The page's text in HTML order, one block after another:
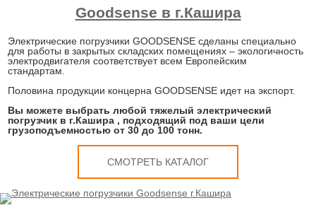
Goodsense в г.Кашира
Электрические погрузчики GOODSENSE сделаны специально
для работы в закрытых складских помещениях – экологичность
электродвигателя соответствует всем Европейским
стандартам.
Половина продукции концерна GOODSENSE идет на экспорт.
Вы можете выбрать любой тяжелый электрический
погрузчик в г.Кашира , подходящий под ваши цели
грузоподъемностью от 30 до 100 тонн.
СМОТРЕТЬ КАТАЛОГ